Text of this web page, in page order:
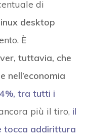
di
desktop
È
tuttavia, che
nell’economia
tra tutti i
più il tiro, il
tocca addirittura